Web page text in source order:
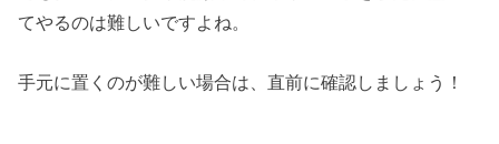
てやるのは難しいですよね。
手元に置くのが難しい場合は、直前に確認しましょう！